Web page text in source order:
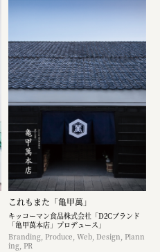
これもまた「亀甲萬」
キッコーマン食品株式会社「D2Cブランド
「亀甲萬本店」プロデュース」
Branding, Produce, Web, Design, Plann
ing, PR